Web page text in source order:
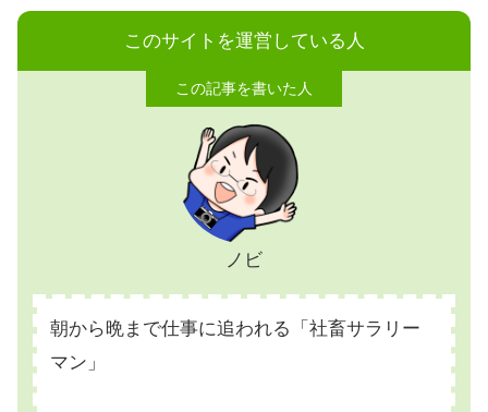
このサイトを運営している人
ノビ
朝から晩まで仕事に追われる「社畜サラリー
マン」